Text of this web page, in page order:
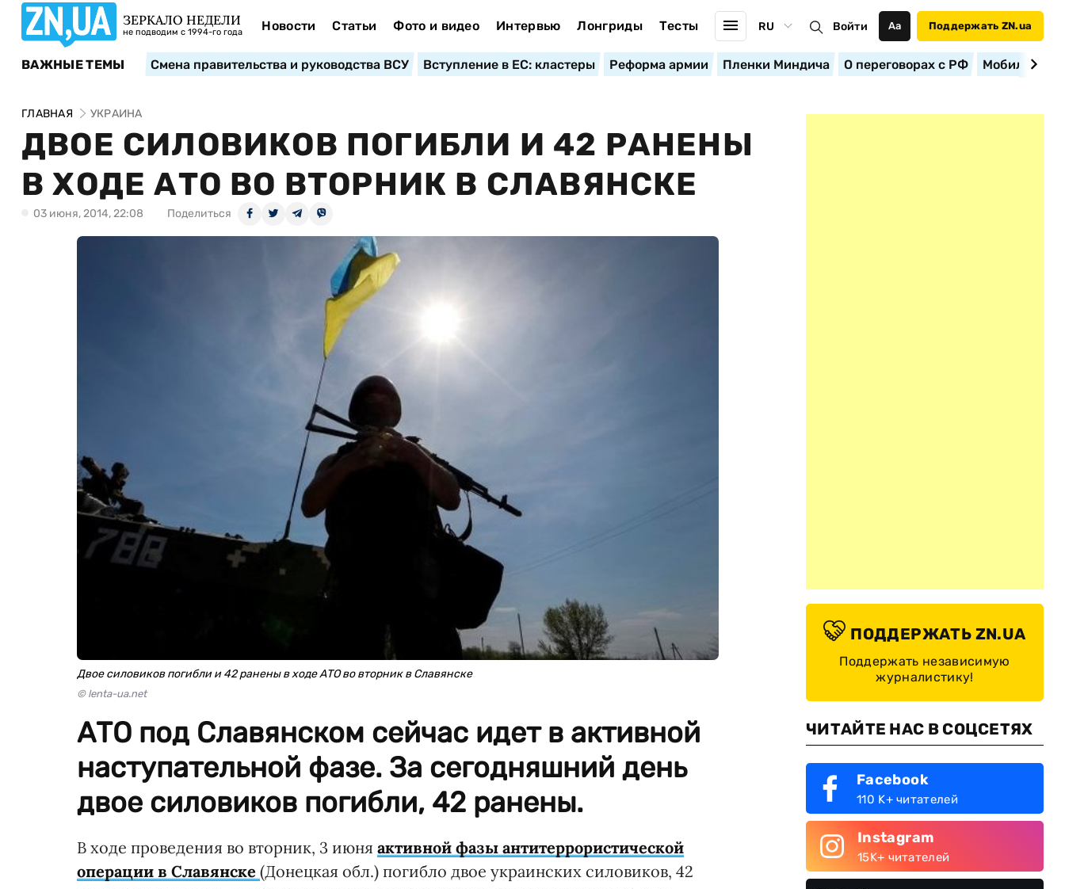
ЗЕРКАЛО НЕДЕЛИ
не подводим с 1994-го года Новости Статьи Фото и видео Интервью Лонгриды Тесты RU Войти Аа Поддержать ZN.ua
ВАЖНЫЕ ТЕМЫ Смена правительства и руководства ВСУ Вступление в ЕС: кластеры Реформа армии Пленки Миндича О переговорах с РФ
ГЛАВНАЯ УКРАИНА
ДВОЕ СИЛОВИКОВ ПОГИБЛИ И 42 РАНЕНЫ
В ХОДЕ АТО ВО ВТОРНИК В СЛАВЯНСКЕ
03 июня, 2014, 22:08 Поделиться
Двое силовиков погибли и 42 ранены в ходе АТО во вторник в Славянске
© lenta-ua.net
АТО под Славянском сейчас идет в активной
наступательной фазе. За сегодняшний день
двое силовиков погибли, 42 ранены.
В ходе проведения во вторник, 3 июня активной фазы антитеррористической
операции в Славянске (Донецкая обл.) погибло двое украинских силовиков, 42
ПОДДЕРЖАТЬ ZN.UA
Поддержать независимую
журналистику!
ЧИТАЙТЕ НАС В СОЦСЕТЯХ
Facebook
110 K+ читателей
Instagram
15K+ читателей